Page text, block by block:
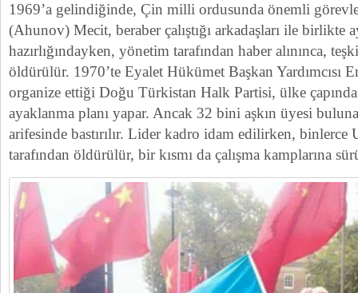
1969’a gelindiğinde, Çin milli ordusunda önemli
(Ahunov) Mecit, beraber çalıştığı arkadaşları ile birlikte
hazırlığındayken, yönetim tarafından haber alınınca,
öldürülür. 1970’te Eyalet Hükümet Başkan Yardımcısı
organize ettiği Doğu Türkistan Halk Partisi, ülke
ayaklanma planı yapar. Ancak 32 bini aşkın üyesi
arifesinde bastırılır. Lider kadro idam edilirken,
tarafından öldürülür, bir kısmı da çalışma kamplarına